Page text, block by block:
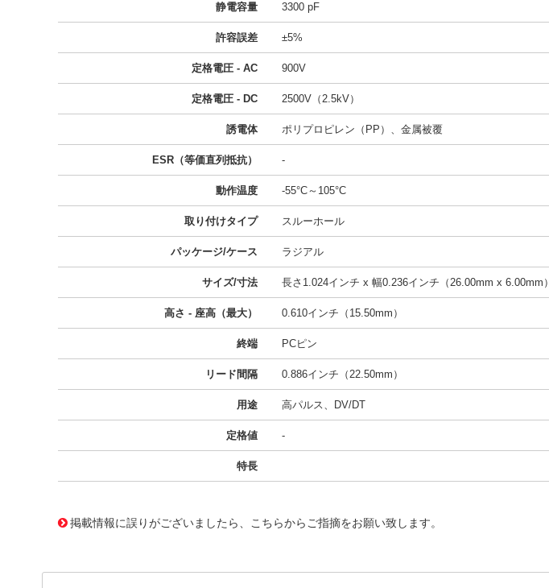
静電容量 3300 pF
許容誤差 ±5%
定格電圧 - AC 900V
定格電圧 - DC 2500V（2.5kV）
誘電体 ポリプロピレン（PP）、金属被覆
ESR（等価直列抵抗） -
動作温度 -55°C～105°C
取り付けタイプ スルーホール
パッケージ/ケース ラジアル
サイズ/寸法 長さ1.024インチ x 幅0.236インチ（26.00mm x 6.00mm）
高さ - 座高（最大） 0.610インチ（15.50mm）
終端 PCピン
リード間隔 0.886インチ（22.50mm）
用途 高パルス、DV/DT
定格値 -
特長
掲載情報に誤りがございましたら、こちらからご指摘をお願い致します。